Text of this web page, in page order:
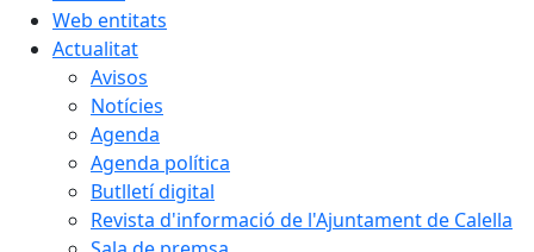
Web entitats
Actualitat
Avisos
Notícies
Agenda
Agenda política
Butlletí digital
Revista d'informació de l'Ajuntament de Calella